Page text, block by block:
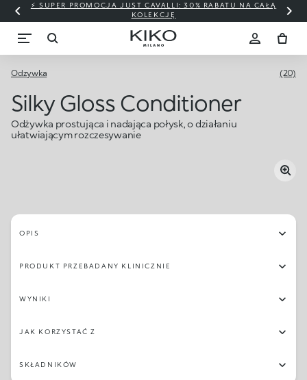
⚡ SUPER PROMOCJA JUST CAVALLI: 30% RABATU NA CAŁĄ
KOLEKCJĘ
Odzywka (20)
Silky Gloss Conditioner
Odżywka prostująca i nadająca połysk, o działaniu
ułatwiającym rozczesywanie
OPIS
PRODUKT PRZEBADANY KLINICZNIE
WYNIKI
JAK KORZYSTAĆ Z
SKŁADNIKÓW